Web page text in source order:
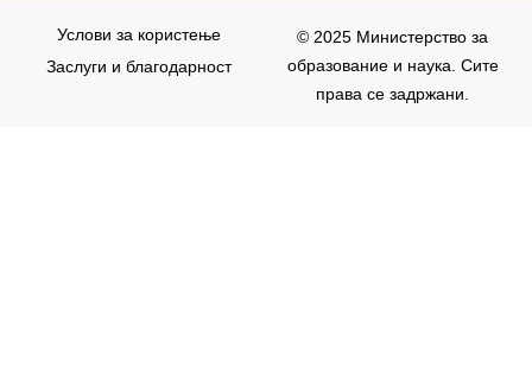
© 2025 Министерство за
образование и наука. Сите
права се задржани.
Услови за користењe
Заслуги и благодарност